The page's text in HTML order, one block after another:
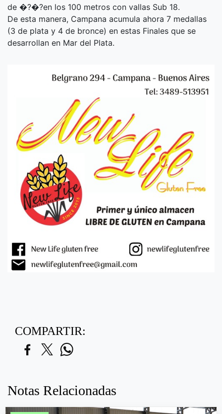
de �?�?en los 100 metros con vallas Sub 18.
De esta manera, Campana acumula ahora 7 medallas
(3 de plata y 4 de bronce) en estas Finales que se
desarrollan en Mar del Plata.
COMPARTIR:
Notas Relacionadas